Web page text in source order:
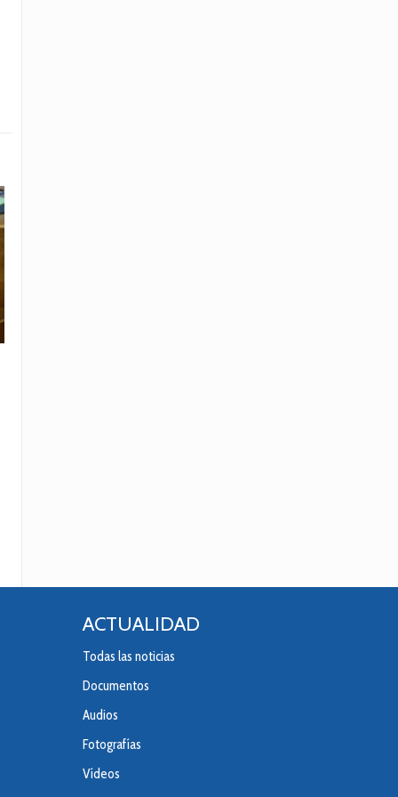
ACTUALIDAD
Todas las noticias
Documentos
Audios
Fotografías
Vídeos